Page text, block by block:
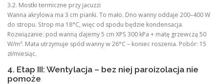
3.2. Mostki termiczne przy jacuzzi
Wanna akrylowa ma 3 cm pianki. To mało. Dno wanny oddaje 200–400 W
do stropu. Strop ma 18°C, więc od spodu będzie kondensacja.
Rozwiązanie: pod wanną dajemy 5 cm XPS 300 kPa + matę grzewczą 50
W/m². Mata utrzymuje spód wanny w 26°C – koniec roszenia. Pobór: 15
zł/miesiąc.
4. Etap III: Wentylacja – bez niej paroizolacja nie
pomoże